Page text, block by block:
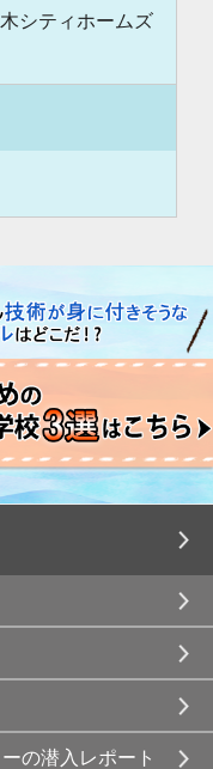
シティホームズ
の潜入レポート